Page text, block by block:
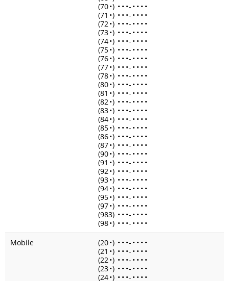
(70•) • • •- • • • •
(71 •) • • •- • • • •
(72•) • • •- • • • •
(73•) • • •- • • • •
(74•) • • •- • • • •
(75•) • • •- • • • •
(76•) • • •- • • • •
(77•) • • •- • • • •
(78•) • • •- • • • •
(80•) • • •- • • • •
(81 •) • • •- • • • •
(82•) • • •- • • • •
(83•) • • •- • • • •
(84•) • • •- • • • •
(85•) • • •- • • • •
(86•) • • •- • • • •
(87•) • • •- • • • •
(90•) • • •- • • • •
(91 •) • • •- • • • •
(92•) • • •- • • • •
(93•) • • •- • • • •
(94•) • • •- • • • •
(95•) • • •- • • • •
(97•) • • •- • • • •
(983) • • •- • • • •
(98•) • • •- • • • •
Mobile
(20•) • • •- • • • •
(21 •) • • •- • • • •
(22•) • • •- • • • •
(23•) • • •- • • • •
(24•) • • •- • • • •